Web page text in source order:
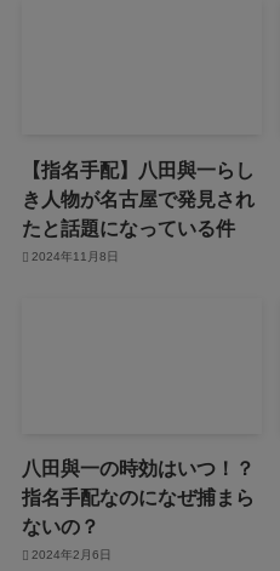
【指名手配】八田與一らし
き人物が名古屋で発見され
たと話題になっている件
2024年11月8日
八田與一の時効はいつ！？
指名手配なのになぜ捕まら
ないの？
2024年2月6日